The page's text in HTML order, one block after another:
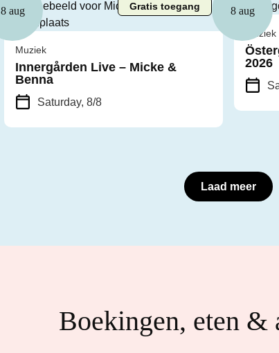
8 aug Gratis toegang
Muziek
Innergården Live – Micke &
Benna
Saturday, 8/8
8 aug
Muziek
2026
Laad meer
Boekingen, eten &